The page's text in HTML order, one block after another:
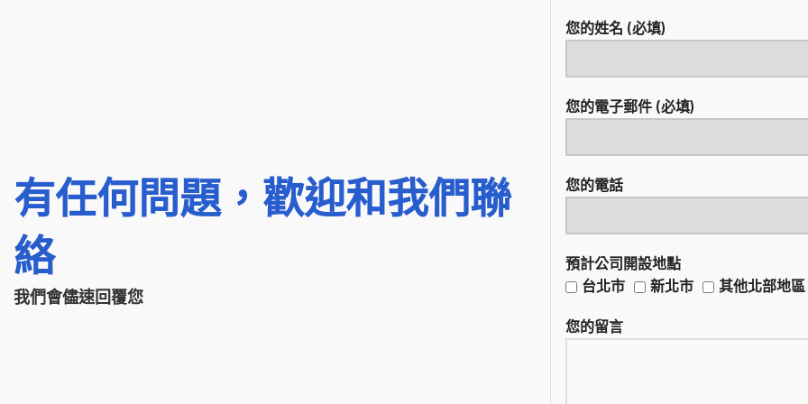
有任何問題，歡迎和我們聯
絡
我們會儘速回覆您
您的姓名 (必填)
您的電子郵件 (必填)
您的電話
預計公司開設地點
台北市
新北市 其他北部地區
您的留言